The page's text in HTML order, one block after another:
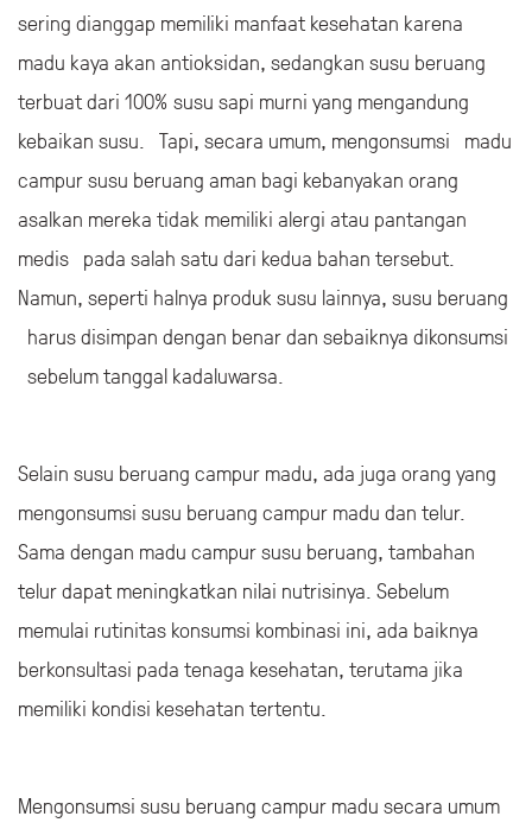
sering dianggap memiliki manfaat kesehatan karena
madu kaya akan antioksidan, sedangkan susu beruang
terbuat dari 100% susu sapi murni yang mengandung
kebaikan susu. Tapi, secara umum, mengonsumsi madu
campur susu beruang aman bagi kebanyakan orang
asalkan mereka tidak memiliki alergi atau pantangan
medis pada salah satu dari kedua bahan tersebut.
Namun, seperti halnya produk susu lainnya, susu beruang
harus disimpan dengan benar dan sebaiknya dikonsumsi
sebelum tanggal kadaluwarsa.
Selain susu beruang campur madu, ada juga orang yang
mengonsumsi susu beruang campur madu dan telur.
Sama dengan madu campur susu beruang, tambahan
telur dapat meningkatkan nilai nutrisinya. Sebelum
memulai rutinitas konsumsi kombinasi ini, ada baiknya
berkonsultasi pada tenaga kesehatan, terutama jika
memiliki kondisi kesehatan tertentu.
Mengonsumsi susu beruang campur madu secara umum